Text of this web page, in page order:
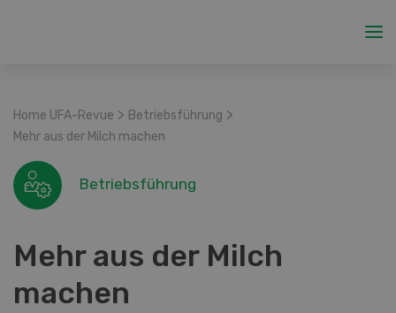
Home UFA-Revue > Betriebsführung >
Mehr aus der Milch machen
Betriebsführung
Mehr aus der Milch
machen